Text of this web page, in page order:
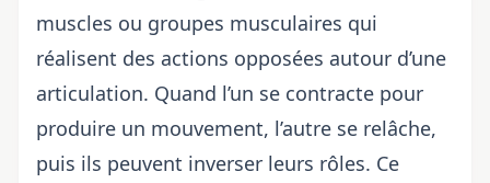
muscles ou groupes musculaires qui
réalisent des actions opposées autour d’une
articulation. Quand l’un se contracte pour
produire un mouvement, l’autre se relâche,
puis ils peuvent inverser leurs rôles. Ce